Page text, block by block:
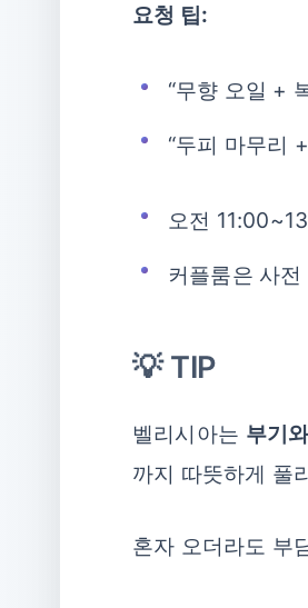
요청 팁:
“무향 오일 +
“두피 마무리
오전
커플룸은 사
💡 TIP
벨리시아는 부기
까지 따뜻하게 풀
혼자 오더라도 부